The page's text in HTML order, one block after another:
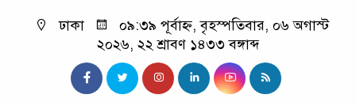
ঢাকা
০৯:৩৯ পূর্বাহ্ন, বৃহস্পতিবার, ০৬ অগাস্ট
২০২৬, ২২ শ্রাবণ ১৪৩৩ বঙ্গাব্দ